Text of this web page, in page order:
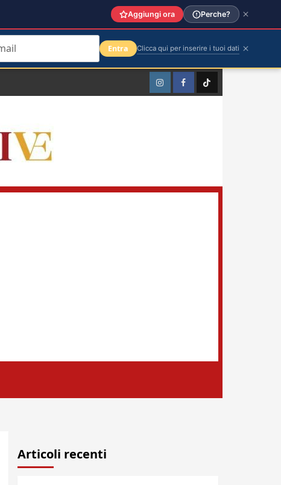
InstagramFacebookTikTok
Articoli recenti
Aggiungi ora Perche?
Entra Clicca qui per inserire i tuoi dati